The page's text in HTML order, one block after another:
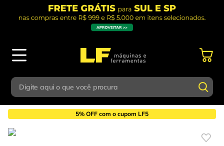
Digite aqui o que você procura
Digite aqui o que você procura
Carros para Ferramentas
5% OFF com o cupom LF5
Termos mais buscados